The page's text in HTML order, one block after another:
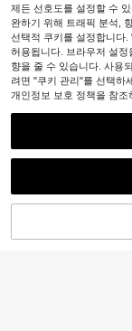
제든 선호도를 설정할 수
완하기 위해 트래픽 분석,
선택적 쿠키를 설정합니다
허용됩니다. 브라우저 설
향을 줄 수 있습니다. 사용
려면 "쿠키 관리"를 선택하
개인정보 보호 정책을 참조